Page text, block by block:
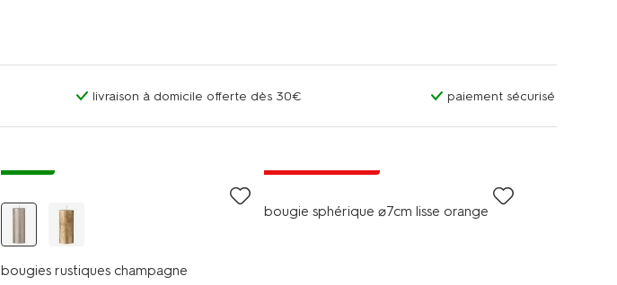
livraison à domicile offerte dès 30€ paiement sécurisé
bougies rustiques champagne
bougie sphérique ⌀7cm lisse orange